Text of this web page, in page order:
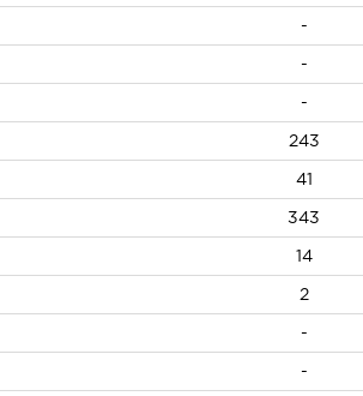
-
-
-
243
41
343
14
2
-
-